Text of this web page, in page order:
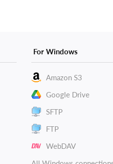
For Windows
Amazon S3
Google Drive
SFTP
FTP
WebDAV